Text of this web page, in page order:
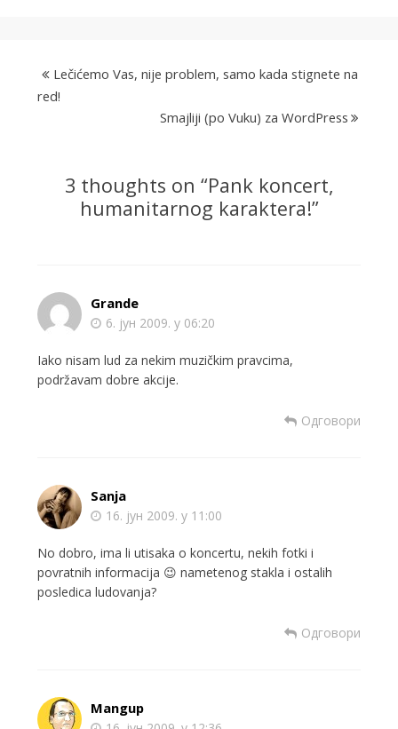
Lečićemo Vas, nije problem, samo kada stignete na
red!
Smajliji (po Vuku) za WordPress
3 thoughts on “Pank koncert,
humanitarnog karaktera!”
Grande
6. јун 2009. у 06:20
Iako nisam lud za nekim muzičkim pravcima,
podržavam dobre akcije.
Одговори
Sanja
16. јун 2009. у 11:00
No dobro, ima li utisaka o koncertu, nekih fotki i
povratnih informacija 😉 nametenog stakla i ostalih
posledica ludovanja?
Одговори
Mangup